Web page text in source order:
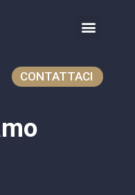
CONTATTACI